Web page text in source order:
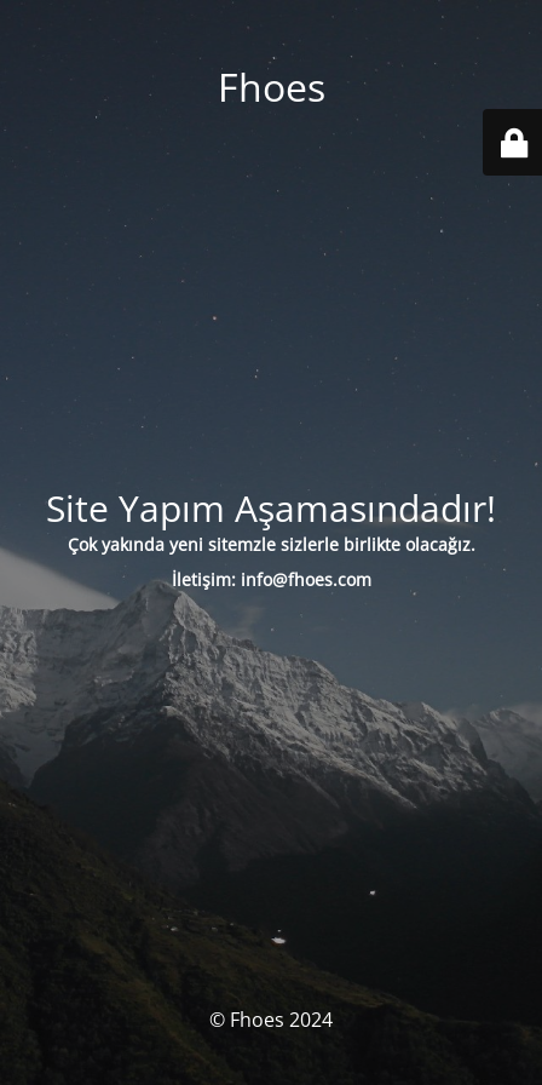
Fhoes
Site Yapım Aşamasındadır!
Çok yakında yeni sitemzle sizlerle birlikte olacağız.
İletişim: info@fhoes.com
© Fhoes 2024